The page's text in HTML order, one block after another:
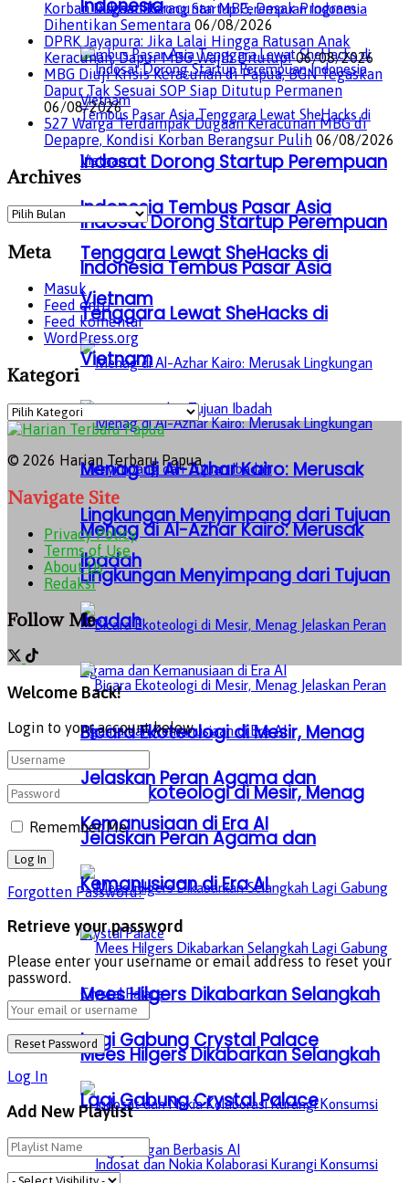
Indosat Dorong Startup Perempuan
Indonesia Tembus Pasar Asia
Tenggara Lewat SheHacks di
Vietnam
Menag di Al-Azhar Kairo: Merusak
Lingkungan Menyimpang dari Tujuan
Ibadah
Bicara Ekoteologi di Mesir, Menag
Jelaskan Peran Agama dan
Kemanusiaan di Era AI
Mees Hilgers Dikabarkan Selangkah
Lagi Gabung Crystal Palace
Indonesia
Indosat Dorong Startup Perempuan
Indonesia Tembus Pasar Asia
Tenggara Lewat SheHacks di
Vietnam
Menag di Al-Azhar Kairo: Merusak
Lingkungan Menyimpang dari Tujuan
Ibadah
Bicara Ekoteologi di Mesir, Menag
Jelaskan Peran Agama dan
Kemanusiaan di Era AI
Mees Hilgers Dikabarkan Selangkah
Lagi Gabung Crystal Palace
Korban Dugaan Keracunan MBG, Desak Program
Dihentikan Sementara 06/08/2026
DPRK Jayapura: Jika Lalai Hingga Ratusan Anak
Keracunan, Dapur MBG Wajib Ditutup! 06/08/2026
MBG Diuji Krisis Keracunan di Papua, BGN Tegaskan
Dapur Tak Sesuai SOP Siap Ditutup Permanen
06/08/2026
527 Warga Terdampak Dugaan Keracunan MBG di
Depapre, Kondisi Korban Berangsur Pulih 06/08/2026
Archives
Archives
Meta
Masuk
Feed entri
Feed komentar
WordPress.org
Kategori
Kategori
© 2026 Harian Terbaru Papua
Navigate Site
Privacy Policy
Terms of Use
About Us
Redaksi
Follow Me
Welcome Back!
Login to your account below
Remember Me
Forgotten Password?
Retrieve your password
Please enter your username or email address to reset your
password.
Log In
Add New Playlist